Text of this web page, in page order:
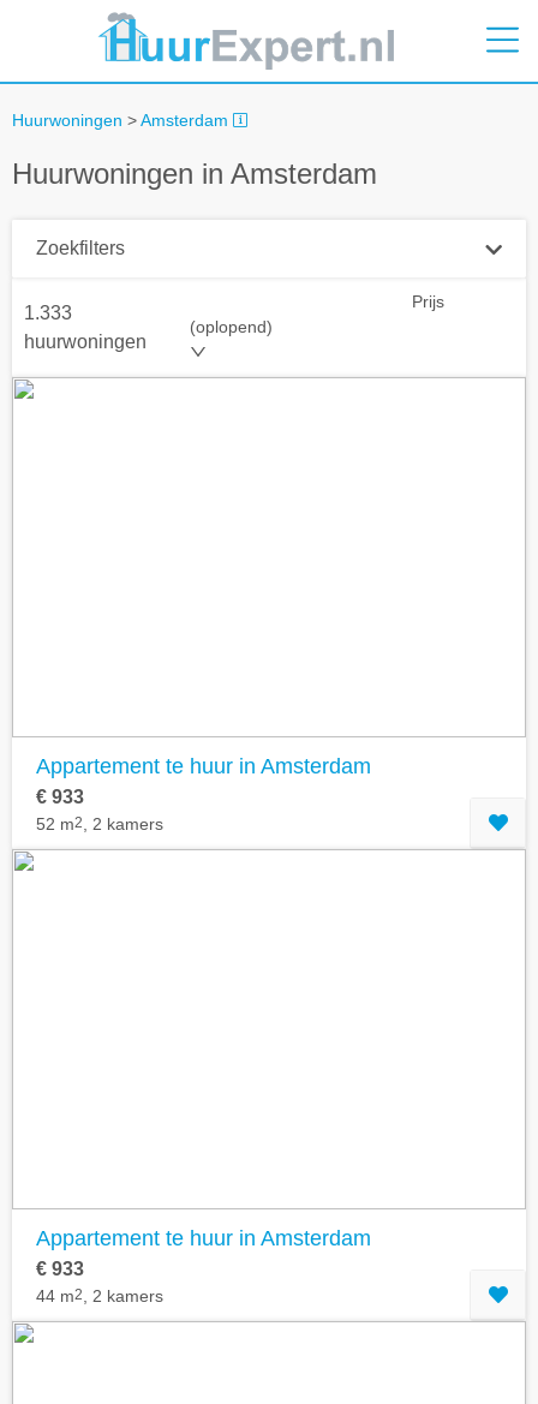
Huurwoningen >Amsterdam
Huurwoningen in Amsterdam
Zoekfilters
Plaatsnaam
+ 0 km
1.333
huurwoningen
Prijs
(oplopend)
Appartement te huur in Amsterdam
€ 933
52 m2 , 2 kamers
Appartement te huur in Amsterdam
€ 933
44 m2 , 2 kamers